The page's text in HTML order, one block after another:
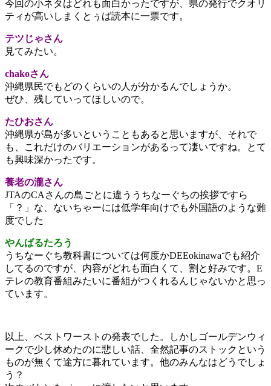
今回の小ネタはどれも面白かったですが、県の発行でクオリ
ティが高いしまくとぅば読本に一票です。
テツじゃさん
見てみたい。
chakoさん
沖縄県民でもどのくらいの人が分かるんでしょうか。
ぜひ、残していってほしいので。
たひおさん
沖縄県が島が多いということもあると思いますが、それで
も、これだけのバリエーションがあるって凄いですね。とて
も興味深かったです。
養老の瀧さん
JTAのCAさんの島ごとに違ううちなーぐちの挨拶ですら
「？」な、ないちゃーには低学年向けでも外国語のような難
度でした
やんばるたろう
うちなーぐち教科書については何度かDEEokinawaでも紹介
してるのですが、内容がどれも面白くて、割と好みです。E
テレの教育番組みたいに番組がつくれるんじゃないかと思っ
ています。
以上、ベストワーストの発表でした。しかしゴールデンウィ
ークで少し休めたのに悲しい話、全然記事のストックという
ものが無くて途方に暮れています。他のみんなはどうでしょ
う？